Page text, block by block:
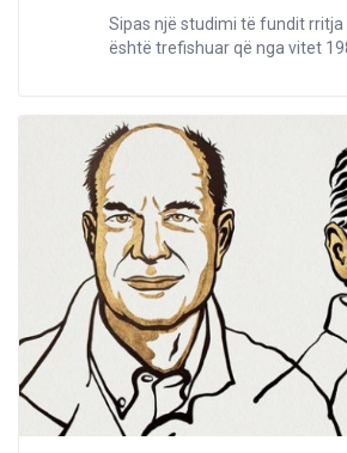
Sipas një studimi të fundit
është trefishuar që nga vitet